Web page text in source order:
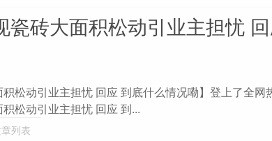
瓷砖大面积松动引业主担忧
松动引业主担忧 回应 到底什么情况嘞】登上了全网
松动引业主担忧 回应 到...
列表